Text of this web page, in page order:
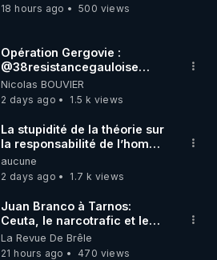
18 hours ago
500 views
Opération Gergovie :
‪@38resistancegauloise‬
‪@MarionSigautOfficiel‬
‪@gladysriifard5710‬ Laëtitia
Nicolas BOUVIER
2 days ago
1.5 k views
La stupidité de la théorie sur
la responsabilité de l’homme
concernant le dioxyde de
carbone.
aucune
2 days ago
1.7 k views
Juan Branco à Tarnos:
Ceuta, le narcotrafic et le
pouvoir en France
La Revue De Brêle
21 hours ago
470 views